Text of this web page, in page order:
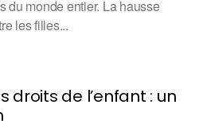
du monde entier. La hausse
les filles...
droits de l’enfant : un